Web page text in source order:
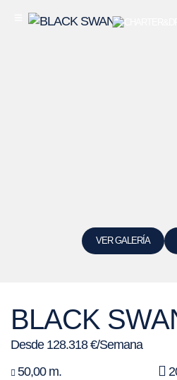
VER GALERÍA
BLACK
Desde 128.318 €/Semana
50,00 m.